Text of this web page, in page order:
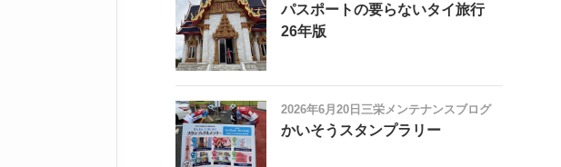
パスポートの要らないタイ旅行
26年版
2026年6月20日 三栄メンテナンスブログ
かいそうスタンプラリー